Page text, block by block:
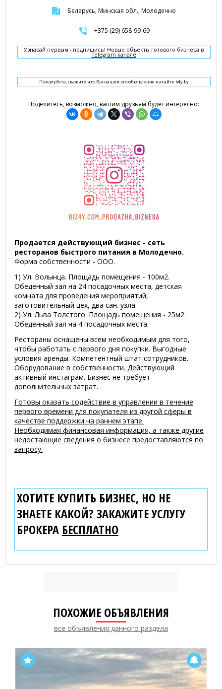
Беларусь, Минская обл., Молодечно
+375 (29) 658-99-69
Узнавай первым - подпишись! Новые объекты готового бизнеса в
Telegram канале
Пожалуйста, скажите что Вы нашли это объявление на сайте b4y.by
Поделитесь, возможно, вашим друзьям будет интересно:
Продается действующий бизнес - сеть
ресторанов быстрого питания в Молодечно.
Форма собственности - ООО.
1) Ул. Волынца. Площадь помещения - 100м2.
Обеденный зал на 24 посадочных места, детская
комната для проведения мероприятий,
заготовительный цех, два сан. узла.
2) Ул. Льва Толстого. Площадь помещения - 25м2.
Обеденный зал на 4 посадочных места.
Рестораны оснащены всем необходимым для того,
чтобы работать с первого дня покупки. Выгодные
условия аренды. Компетентный штат сотрудников.
Оборудование в собственности. Действующий
активный инстаграм. Бизнес не требует
дополнительных затрат.
Готовы оказать содействие в управлении в течение
первого времени для покупателя из другой сферы в
качестве поддержки на раннем этапе.
Необходимая финансовая информация, а также другие
недостающие сведения о бизнесе предоставляются по
запросу.
ХОТИТЕ КУПИТЬ БИЗНЕС, НО НЕ
ЗНАЕТЕ КАКОЙ? ЗАКАЖИТЕ УСЛУГУ
БРОКЕРА БЕСПЛАТНО
ПОХОЖИЕ ОБЪЯВЛЕНИЯ
все объявления данного раздела